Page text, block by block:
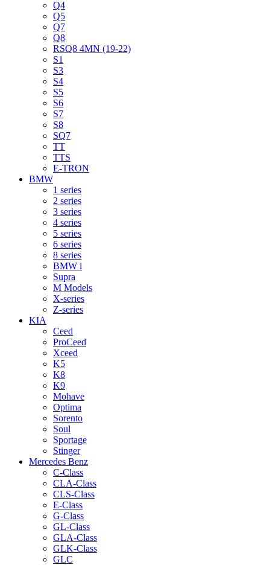
Q4
Q5
Q7
Q8
RSQ8 4MN (19-22)
S1
S3
S4
S5
S6
S7
S8
SQ7
TT
TTS
E-TRON
BMW
1 series
2 series
3 series
4 series
5 series
6 series
8 series
BMW i
Supra
M Models
X-series
Z-series
KIA
Ceed
ProCeed
Xceed
K5
K8
K9
Mohave
Optima
Sorento
Soul
Sportage
Stinger
Mercedes Benz
C-Class
CLA-Class
CLS-Class
E-Class
G-Class
GL-Class
GLA-Class
GLK-Class
GLC